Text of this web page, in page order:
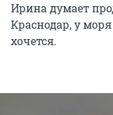
Ирина думает
Краснодар, у
хочется.